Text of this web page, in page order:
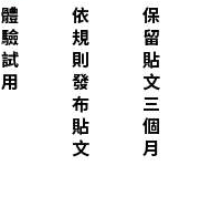
體
驗
試
用
依
規
則
發
布
貼
文
保
留
貼
文
三
個
月